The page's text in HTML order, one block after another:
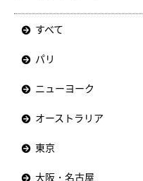
すべて
パリ
ニューヨーク
オーストラリア
東京
大阪・名古屋